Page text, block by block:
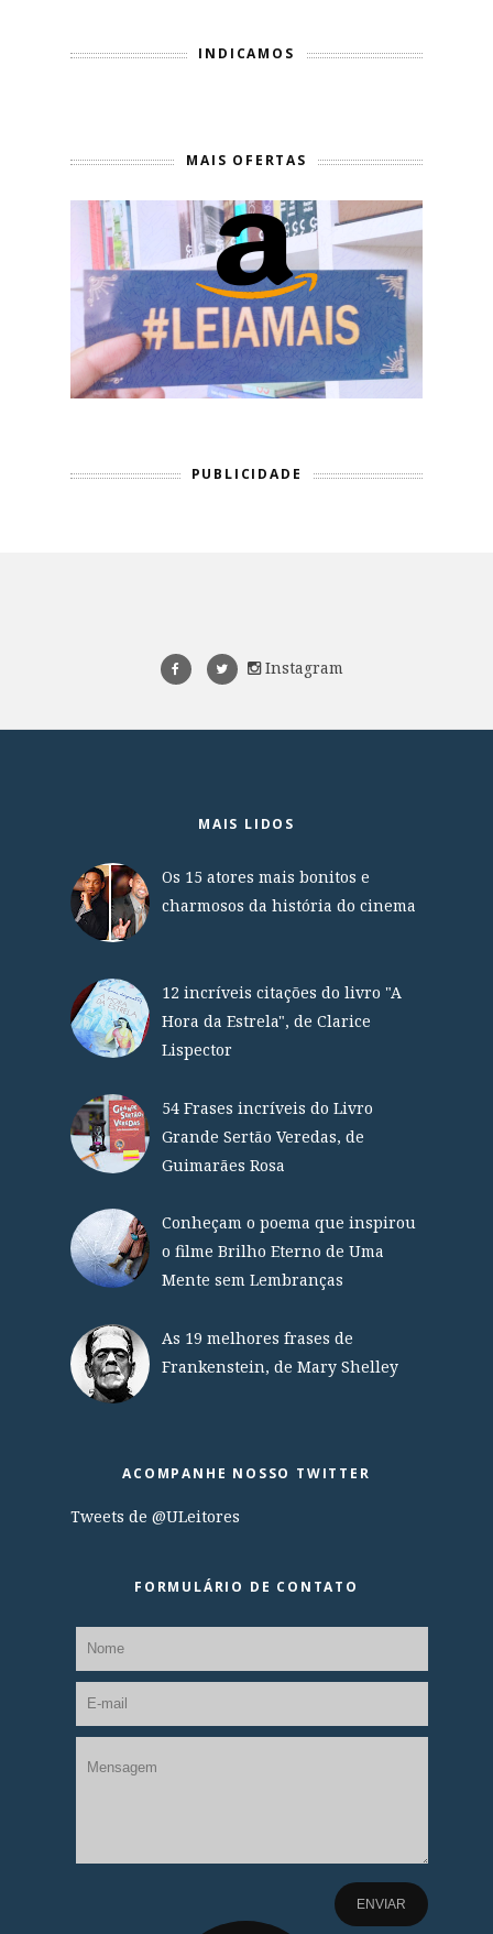
INDICAMOS
MAIS OFERTAS
PUBLICIDADE
Instagram
MAIS LIDOS
Os 15 atores mais bonitos e
charmosos da história do cinema
12 incríveis citações do livro "A
Hora da Estrela", de Clarice
Lispector
54 Frases incríveis do Livro
Grande Sertão Veredas, de
Guimarães Rosa
Conheçam o poema que inspirou
o filme Brilho Eterno de Uma
Mente sem Lembranças
As 19 melhores frases de
Frankenstein, de Mary Shelley
ACOMPANHE NOSSO TWITTER
Tweets de @ULeitores
FORMULÁRIO DE CONTATO